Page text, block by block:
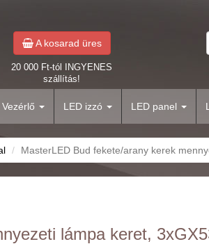
A kosarad üres
20 000 Ft-tól INGYENES
szállítás!
Vezérlő LED izzó LED panel
MasterLED Bud fekete/arany kerek
lámpa keret,